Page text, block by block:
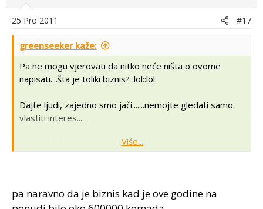
25 Pro 2011 #17
greenseeker kaže:
Pa ne mogu vjerovati da nitko neće ništa o ovome
napisati....šta je toliki biznis? :lol::lol:
Dajte ljudi, zajedno smo jači.......nemojte gledati samo
vlastiti interes.....
Hej Mrki..dobra ti je ova fotka s brkovima.......:lol::lol:
Više...
pa naravno da je biznis kad je ove godine na